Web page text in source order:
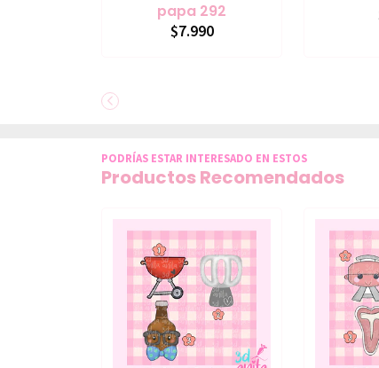
papa 292
$7.990
PODRÍAS ESTAR INTERESADO EN ESTOS
Productos Recomendados